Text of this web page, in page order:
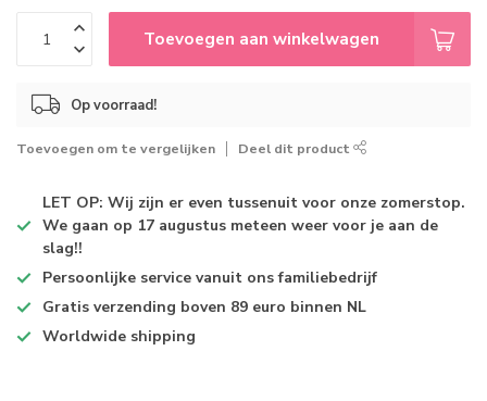
Toevoegen aan winkelwagen
Op voorraad!
Toevoegen om te vergelijken Deel dit product
LET OP: Wij zijn er even tussenuit voor onze zomerstop.
We gaan op 17 augustus meteen weer voor je aan de
slag!!
Persoonlijke service vanuit ons familiebedrijf
Gratis verzending boven 89 euro binnen NL
Worldwide shipping